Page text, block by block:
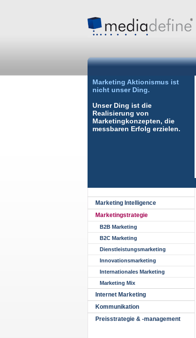
Marketing Intelligence
Marketingstrategie
B2B Marketing
B2C Marketing
Dienstleistungsmarketing
Innovationsmarketing
Internationales Marketing
Marketing Mix
Internet Marketing
Kommunikation
Preisstrategie & -management
Marketing Aktionismus ist
nicht unser Ding.
Unser Ding ist die
Realisierung von
Marketingkonzepten, die
messbaren Erfolg erzielen.